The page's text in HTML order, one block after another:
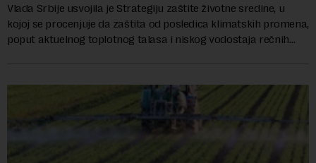
Vlada Srbije usvojila je Strategiju zaštite životne sredine, u
kojoj se procenjuje da zaštita od posledica klimatskih promena,
poput aktuelnog toplotnog talasa i niskog vodostaja rečnih